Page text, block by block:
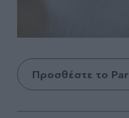
Προσθέστε το